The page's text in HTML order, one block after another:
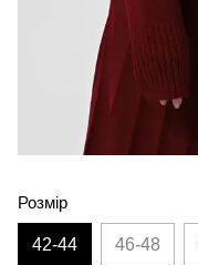
Розмір
42-44 46-48